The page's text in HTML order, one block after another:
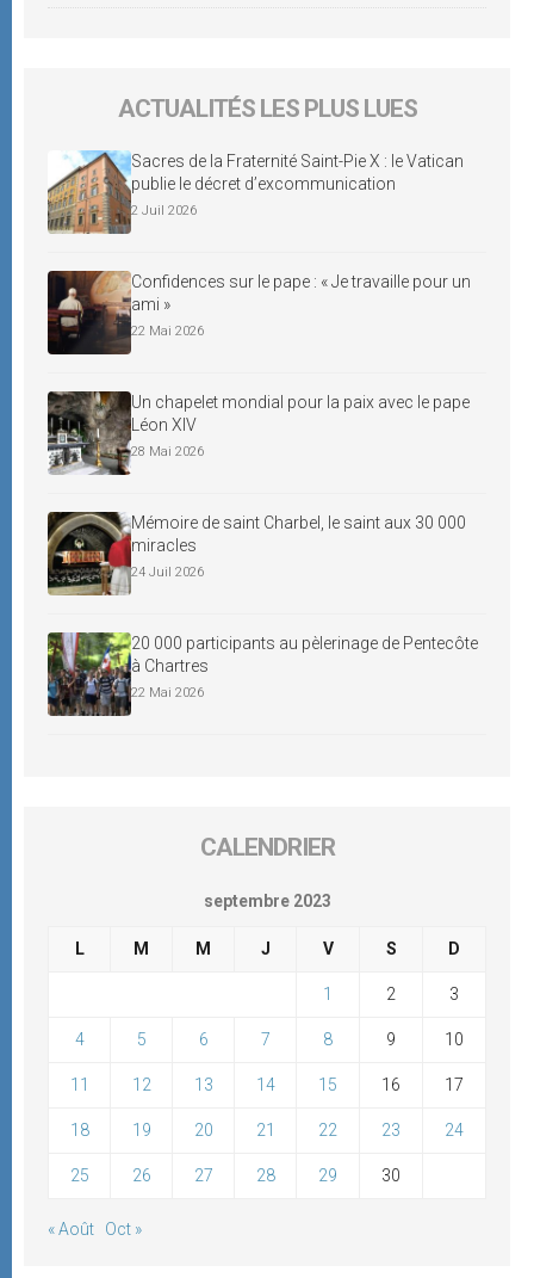
ACTUALITÉS LES PLUS LUES
Sacres de la Fraternité Saint-Pie X : le Vatican
publie le décret d’excommunication
2 Juil 2026
Confidences sur le pape : « Je travaille pour un
ami »
22 Mai 2026
Un chapelet mondial pour la paix avec le pape
Léon XIV
28 Mai 2026
Mémoire de saint Charbel, le saint aux 30 000
miracles
24 Juil 2026
20 000 participants au pèlerinage de Pentecôte
à Chartres
22 Mai 2026
CALENDRIER
septembre 2023
L M M J V S D
1 2 3
4 5 6 7 8 9 10
11 12 13 14 15 16 17
18 19 20 21 22 23 24
25 26 27 28 29 30
« Août Oct »